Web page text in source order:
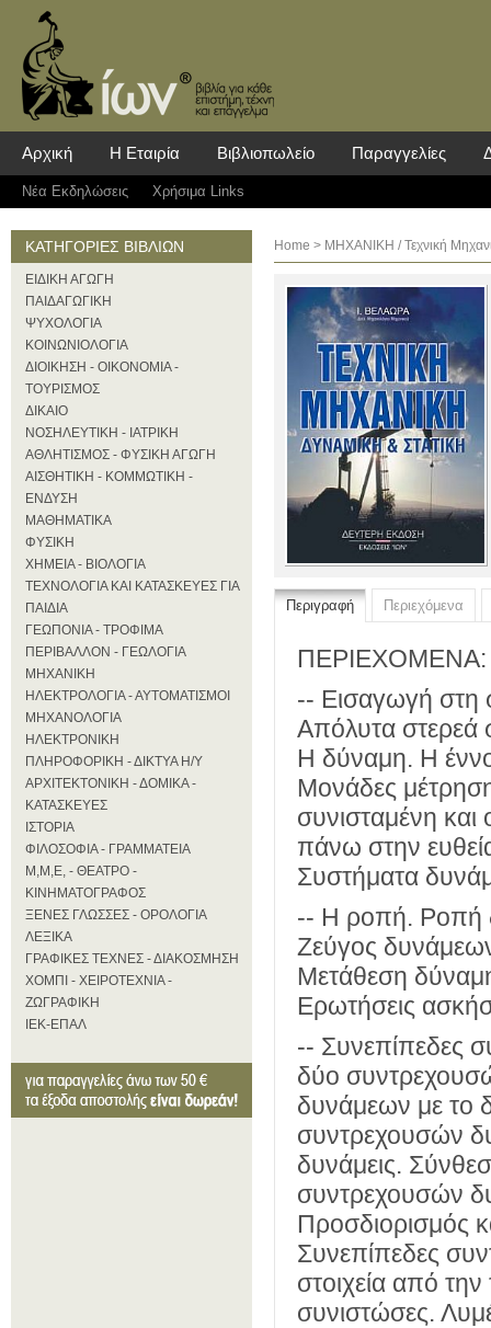
Αρχική Η Εταιρία Βιβλιοπωλείο Παραγγελίες
Νέα Eκδηλώσεις Χρήσιμα Links
ΚΑΤΗΓΟΡΙΕΣ ΒΙΒΛΙΩΝ
ΕΙΔΙΚΗ ΑΓΩΓΗ
ΠΑΙΔΑΓΩΓΙΚΗ
ΨΥΧΟΛΟΓΙΑ
ΚΟΙΝΩΝΙΟΛΟΓΙΑ
ΔΙΟΙΚΗΣΗ - ΟΙΚΟΝΟΜΙΑ -
ΤΟΥΡΙΣΜΟΣ
ΔΙΚΑΙΟ
ΝΟΣΗΛΕΥΤΙΚΗ - ΙΑΤΡΙΚΗ
ΑΘΛΗΤΙΣΜΟΣ - ΦΥΣΙΚΗ ΑΓΩΓΗ
ΑΙΣΘΗΤΙΚΗ - ΚΟΜΜΩΤΙΚΗ -
ΕΝΔΥΣΗ
ΜΑΘΗΜΑΤΙΚΑ
ΦΥΣΙΚΗ
ΧΗΜΕΙΑ - ΒΙΟΛΟΓΙΑ
ΤΕΧΝΟΛΟΓΙΑ ΚΑΙ ΚΑΤΑΣΚΕΥΕΣ ΓΙΑ
ΠΑΙΔΙΑ
ΓΕΩΠΟΝΙΑ - ΤΡΟΦΙΜΑ
ΠΕΡΙΒΑΛΛΟΝ - ΓΕΩΛΟΓΙΑ
ΜΗΧΑΝΙΚΗ
ΗΛΕΚΤΡΟΛΟΓΙΑ - ΑΥΤΟΜΑΤΙΣΜΟΙ
ΜΗΧΑΝΟΛΟΓΙΑ
ΗΛΕΚΤΡΟΝΙΚΗ
ΠΛΗΡΟΦΟΡΙΚΗ - ΔΙΚΤΥΑ Η/Υ
ΑΡΧΙΤΕΚΤΟΝΙΚΗ - ΔΟΜΙΚΑ -
ΚΑΤΑΣΚΕΥΕΣ
ΙΣΤΟΡΙΑ
ΦΙΛΟΣΟΦΙΑ - ΓΡΑΜΜΑΤΕΙΑ
Μ,Μ,Ε, - ΘΕΑΤΡΟ -
ΚΙΝΗΜΑΤΟΓΡΑΦΟΣ
ΞΕΝΕΣ ΓΛΩΣΣΕΣ - ΟΡΟΛΟΓΙΑ
ΛΕΞΙΚΑ
ΓΡΑΦΙΚΕΣ ΤΕΧΝΕΣ - ΔΙΑΚΟΣΜΗΣΗ
ΧΟΜΠΙ - ΧΕΙΡΟΤΕΧΝΙΑ -
ΖΩΓΡΑΦΙΚΗ
ΙΕΚ-ΕΠΑΛ
Home > ΜΗΧΑΝΙΚΗ / Τεχνική
Περιγραφή Περιεχόμενα
ΠΕΡΙΕΧΟΜΕΝΑ:
-- Εισαγωγή στη
Απόλυτα
Η δύναμη. Η
Μονάδες
συνισταμένη
πάνω στην
Συστήματα
-- Η ροπή. Ροπή
Ζεύγος
Μετάθεση
Ερωτήσεις
-- Συνεπίπεδες
δύο
δυνάμεων με το
συντρεχουσών
δυνάμεις.
συντρεχουσών
Προσδιορισμός
Συνεπίπεδες
στοιχεία από
συνιστώσες.